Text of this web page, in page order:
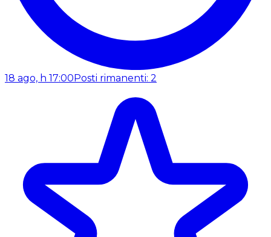
18 ago, h 17:00 Posti rimanenti: 2